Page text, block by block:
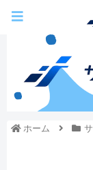
ホーム